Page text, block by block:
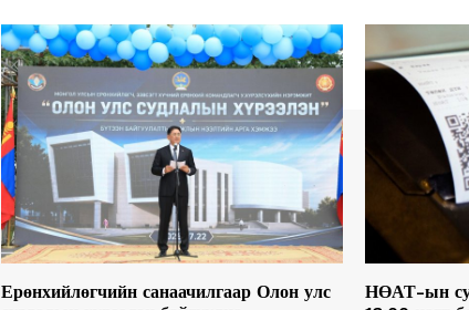
Ерөнхийлөгчийн санаачилгаар Олон улс
НӨАТ-ын